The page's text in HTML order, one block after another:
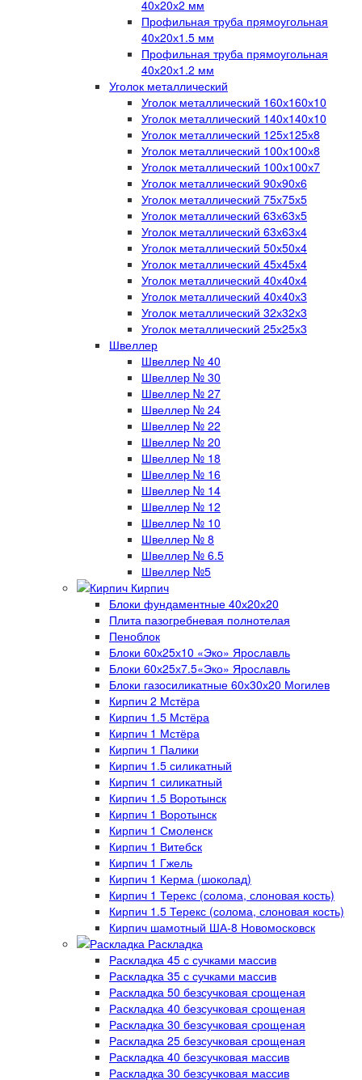
40х20х2 мм
Профильная труба прямоугольная
40х20х1.5 мм
Профильная труба прямоугольная
40х20х1.2 мм
Уголок металлический
Уголок металлический 160х160х10
Уголок металлический 140х140х10
Уголок металлический 125х125х8
Уголок металлический 100х100х8
Уголок металлический 100х100х7
Уголок металлический 90х90х6
Уголок металлический 75х75х5
Уголок металлический 63х63х5
Уголок металлический 63х63х4
Уголок металлический 50х50х4
Уголок металлический 45х45х4
Уголок металлический 40х40х4
Уголок металлический 40х40х3
Уголок металлический 32х32х3
Уголок металлический 25х25х3
Швеллер
Швеллер № 40
Швеллер № 30
Швеллер № 27
Швеллер № 24
Швеллер № 22
Швеллер № 20
Швеллер № 18
Швеллер № 16
Швеллер № 14
Швеллер № 12
Швеллер № 10
Швеллер № 8
Швеллер № 6.5
Швеллер №5
Кирпич
Блоки фундаментные 40х20х20
Плита пазогребневая полнотелая
Пеноблок
Блоки 60х25х10 «Эко» Ярославль
Блоки 60х25х7.5«Эко» Ярославль
Блоки газосиликатные 60х30х20 Могилев
Кирпич 2 Мстёра
Кирпич 1.5 Мстёра
Кирпич 1 Мстёра
Кирпич 1 Палики
Кирпич 1.5 силикатный
Кирпич 1 силикатный
Кирпич 1.5 Воротынск
Кирпич 1 Воротынск
Кирпич 1 Смоленск
Кирпич 1 Витебск
Кирпич 1 Гжель
Кирпич 1 Керма (шоколад)
Кирпич 1 Терекс (солома, слоновая кость)
Кирпич 1.5 Терекс (солома, слоновая кость)
Кирпич шамотный ША-8 Новомосковск
Раскладка
Раскладка 45 с сучками массив
Раскладка 35 с сучками массив
Раскладка 50 безсучковая срощеная
Раскладка 40 безсучковая срощеная
Раскладка 30 безсучковая срощеная
Раскладка 25 безсучковая срощеная
Раскладка 40 безсучковая массив
Раскладка 30 безсучковая массив